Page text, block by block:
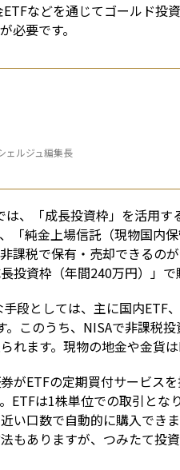
などを通じてゴールド投
必要です。
ェルジュ編集長
、「成長投資枠」を活用
「純金上場信託（現物国内
課税で保有・売却できるの
投資枠（年間240万円）」で
段としては、主に国内ETF
このうち、NISAで非課税
ます。現物の地金や金貨は
がETFの定期買付サービス
ETFは1株単位での取引とな
い口数で自動的に購入でき
もありますが、つみたて投